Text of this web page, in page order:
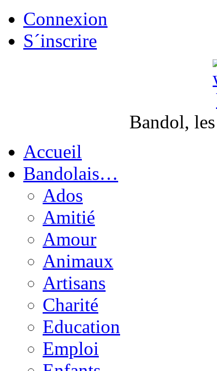
Connexion
S´inscrire
Bandol,
Accueil
Bandolais…
Ados
Amitié
Amour
Animaux
Artisans
Charité
Education
Emploi